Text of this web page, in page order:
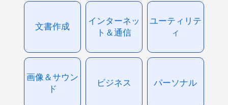
文書作成
インターネッ
ト＆通信
ユーティリテ
ィ
画像＆サウン
ド
ビジネス パーソナル